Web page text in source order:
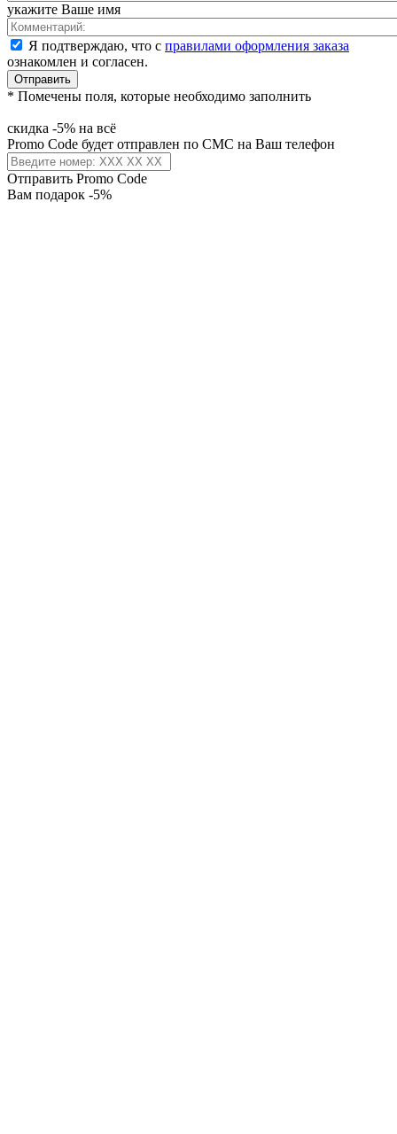
укажите Ваше имя
Я подтверждаю, что с правилами оформления заказа
ознакомлен и согласен.
Отправить
* Помечены поля, которые необходимо заполнить
скидка -5% на всё
Promo Code будет отправлен по СМС на Ваш телефон
Отправить Promo Code
Вам подарок -5%